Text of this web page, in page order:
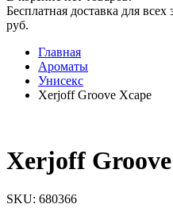
Бесплатная доставка для
руб.
Главная
Ароматы
Унисекс
Xerjoff Groove Xcape
Xerjoff
SKU: 680366